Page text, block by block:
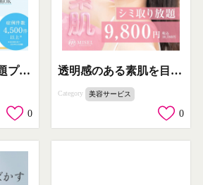
顔のほくろ取り放題プラン
0
透明感のある素肌を目指す「シミ取り放題プラン」
Category 美容サービス
0